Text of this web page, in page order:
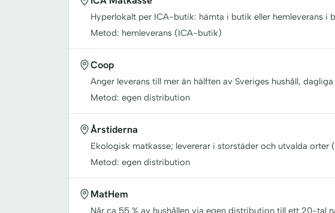
Hyperlokalt per ICA-butik: hämta i butik eller hemleverans i
Metod: hemleverans (ICA-butik)
Coop
Anger leverans till mer än hälften av Sveriges hushåll,
Metod: egen distribution
Årstiderna
Ekologisk matkasse; levererar i storstäder och utvalda
Metod: egen distribution
MatHem